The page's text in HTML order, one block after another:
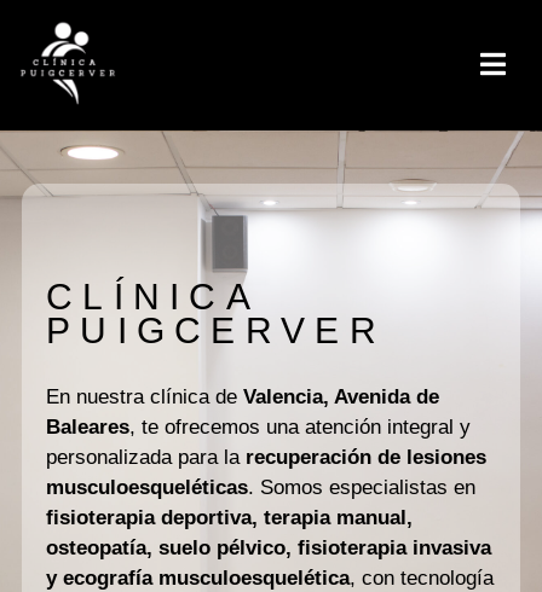
CLÍNICA
PUIGCERVER
En nuestra clínica de Valencia, Avenida de
Baleares, te ofrecemos una atención integral y
personalizada para la recuperación de lesiones
musculoesqueléticas. Somos especialistas en
fisioterapia deportiva, terapia manual,
osteopatía, suelo pélvico, fisioterapia invasiva
y ecografía musculoesquelética, con tecnología